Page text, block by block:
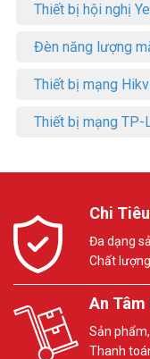
Thiết bị hội nghị
Đèn năng lượng
Thiết bị mạng
Thiết bị mạng TP-
Chi
Đa dạng
Chất
An Tâm
Sản
Thanh